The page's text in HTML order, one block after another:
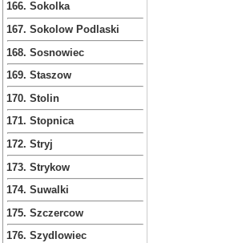
166. Sokolka
167. Sokolow Podlaski
168. Sosnowiec
169. Staszow
170. Stolin
171. Stopnica
172. Stryj
173. Strykow
174. Suwalki
175. Szczercow
176. Szydlowiec